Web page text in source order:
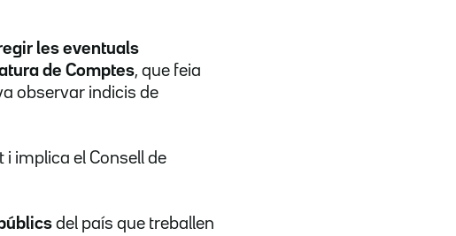
les eventuals
de Comptes, que feia
observar indicis de
i implica el Consell de
del país que treballen